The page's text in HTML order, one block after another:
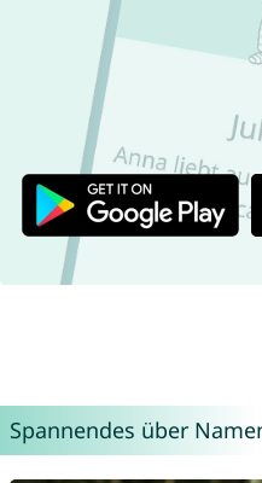
Spannendes über